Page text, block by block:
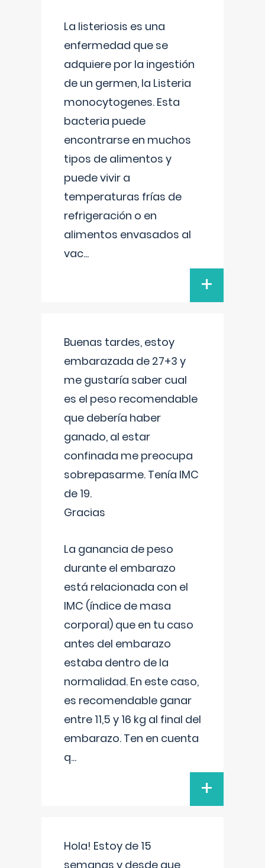
La listeriosis es una
enfermedad que se
adquiere por la ingestión
de un germen, la Listeria
monocytogenes. Esta
bacteria puede
encontrarse en muchos
tipos de alimentos y
puede vivir a
temperaturas frías de
refrigeración o en
alimentos envasados al
vac...
+
Buenas tardes, estoy
embarazada de 27+3 y
me gustaría saber cual
es el peso recomendable
que debería haber
ganado, al estar
confinada me preocupa
sobrepasarme. Tenía IMC
de 19.
Gracias
La ganancia de peso
durante el embarazo
está relacionada con el
IMC (índice de masa
corporal) que en tu caso
antes del embarazo
estaba dentro de la
normalidad. En este caso,
es recomendable ganar
entre 11,5 y 16 kg al final del
embarazo. Ten en cuenta
q...
+
Hola! Estoy de 15
semanas y desde que